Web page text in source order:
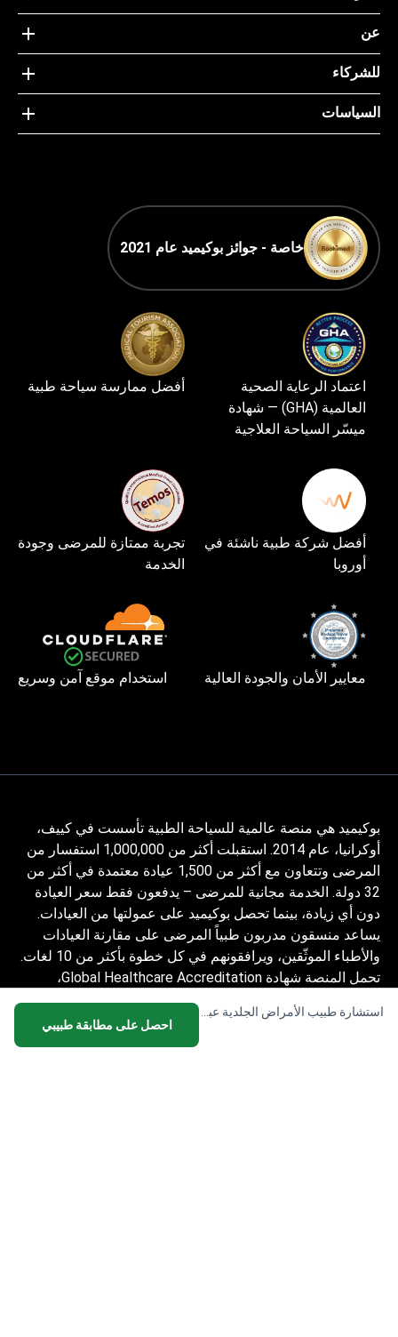
احصل على مطابقة طبيبي
عن
للشركاء
السياسات
خاصة - جوائز بوكيميد عام 2021
اعتماد الرعاية الصحية
العالمية (GHA) — شهادة
ميسّر السياحة العلاجية
أفضل ممارسة سياحة طبية
أفضل شركة طبية ناشئة في
أوروبا
تجربة ممتازة للمرضى وجودة
الخدمة
معايير الأمان والجودة العالية استخدام موقع آمن وسريع
بوكيميد هي منصة عالمية للسياحة الطبية تأسست في كييف،
أوكرانيا، عام 2014. استقبلت أكثر من 1,000,000 استفسار من
المرضى وتتعاون مع أكثر من 1,500 عيادة معتمدة في أكثر من
32 دولة. الخدمة مجانية للمرضى – يدفعون فقط سعر العيادة
دون أي زيادة، بينما تحصل بوكيميد على عمولتها من العيادات.
يساعد منسقون مدربون طبياً المرضى على مقارنة العيادات
والأطباء الموثّقين، ويرافقونهم في كل خطوة بأكثر من 10 لغات.
تحمل المنصة شهادة Global Healthcare Accreditation،
وكانت معتمدة سابقاً من Temos (2024–2025). تقييمها 4.6
على Trustpilot و4.4 على Google Reviews.
المعلومات المقدمة على الموقع ليست دليلاً